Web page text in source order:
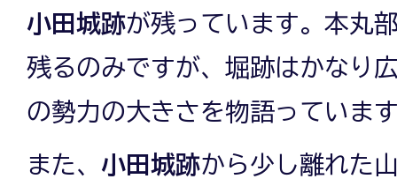
小田城跡が残っています。本丸
残るのみですが、堀跡はかなり
の勢力の大きさを物語っていま
また、 小田城跡から少し離れた